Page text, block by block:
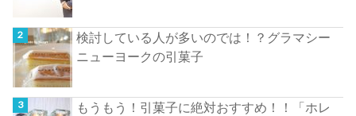
検討している人が多いのでは！？グラマシー
ニューヨークの引菓子
もうもう！引菓子に絶対おすすめ！！「ホレ